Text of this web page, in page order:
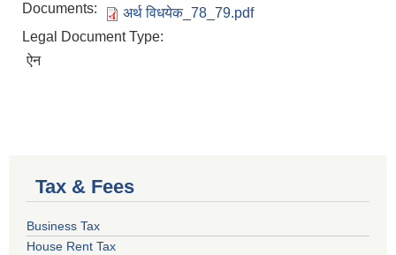
Documents:
अर्थ विधयेक_78_79.pdf
Legal Document Type:
ऐन
Tax & Fees
Business Tax
House Rent Tax